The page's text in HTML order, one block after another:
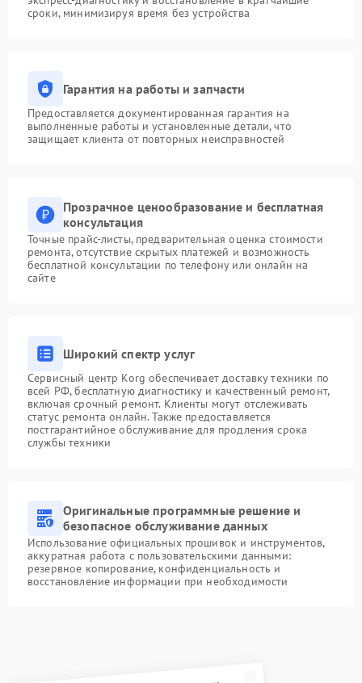
сроки, минимизируя время без устройства
Гарантия на работы и запчасти
Предоставляется документированная гарантия на
выполненные работы и установленные детали, что
защищает клиента от повторных неисправностей
Прозрачное ценообразование и бесплатная
консультация
Точные прайс-листы, предварительная оценка стоимости
ремонта, отсутствие скрытых платежей и возможность
бесплатной консультации по телефону или онлайн на
сайте
Широкий спектр услуг
Сервисный центр Korg обеспечивает доставку техники по
всей РФ, бесплатную диагностику и качественный ремонт,
включая срочный ремонт. Клиенты могут отслеживать
статус ремонта онлайн. Также предоставляется
постгарантийное обслуживание для продления срока
службы техники
Оригинальные программные решение и
безопасное обслуживание данных
Использование официальных прошивок и инструментов,
аккуратная работа с пользовательскими данными:
резервное копирование, конфиденциальность и
восстановление информации при необходимости